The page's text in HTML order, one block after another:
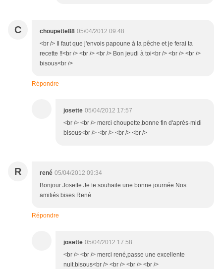
C choupette88 05/04/2012 09:48
<br /> Il faut que j'envois papoune à la pêche et je ferai ta
recette !!<br /> <br /> <br /> Bon jeudi à toi<br /> <br /> <br />
bisous<br />
Répondre
josette 05/04/2012 17:57
<br /> <br /> merci choupette,bonne fin d'après-midi
bisous<br /> <br /> <br /> <br />
R rené 05/04/2012 09:34
Bonjour Josette Je te souhaite une bonne journée Nos
amitiés bises René
Répondre
josette 05/04/2012 17:58
<br /> <br /> merci rené,passe une excellente
nuit.bisous<br /> <br /> <br /> <br />